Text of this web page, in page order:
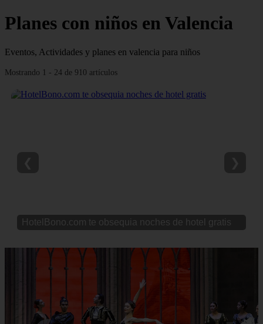
Planes con niños en Valencia
Eventos, Actividades y planes en valencia para niños
Mostrando 1 - 24 de 910 artículos
HotelBono.com te obsequia noches de hotel gratis